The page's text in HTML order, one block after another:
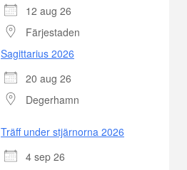
12 aug 26
Färjestaden
Sagittarius 2026
20 aug 26
Degerhamn
Träff under stjärnorna 2026
4 sep 26